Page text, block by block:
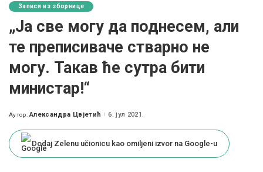
Записи из зборнице
„Ја све могу да поднесем, али
те преписиваче стварно не
могу. Такав ће сутра бити
министар!“
Posted
Аутор: Александра Цвјетић 6. јул 2021.
Dodaj Zelenu učionicu kao omiljeni izvor na Google-u